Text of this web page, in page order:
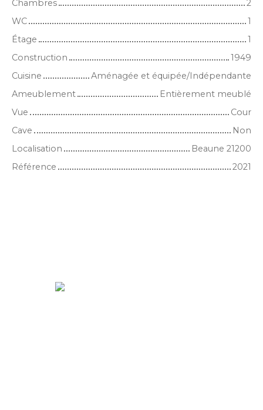
Chambres
2
WC
1
Étage
1
Construction
1949
Cuisine
Aménagée et équipée/Indépendante
Ameublement
Entièrement meublé
Vue
Cour
Cave
Non
Localisation
Beaune 21200
Référence
2021